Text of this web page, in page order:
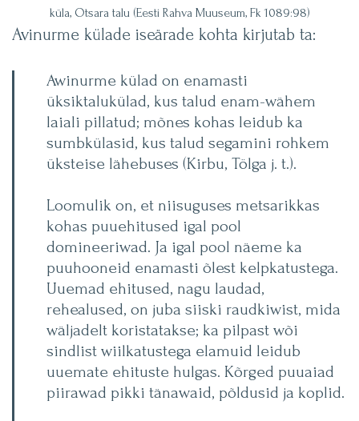
küla, Otsara talu (Eesti Rahva Muuseum, Fk 1089:98)
Avinurme külade iseärade kohta kirjutab ta:
Awinurme külad on enamasti
üksiktalukülad, kus talud enam-wähem
laiali pillatud; mõnes kohas leidub ka
sumbkülasid, kus talud segamini rohkem
üksteise lähebuses (Kirbu, Tölga j. t.).
Loomulik on, et niisuguses metsarikkas
kohas puuehitused igal pool
domineeriwad. Ja igal pool näeme ka
puuhooneid enamasti õlest kelpkatustega.
Uuemad ehitused, nagu laudad,
rehealused, on juba siiski raudkiwist, mida
wäljadelt koristatakse; ka pilpast wõi
sindlist wiilkatustega elamuid leidub
uuemate ehituste hulgas. Kõrged puuaiad
piirawad pikki tänawaid, põldusid ja koplid.